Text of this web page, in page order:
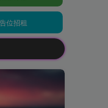
位招租